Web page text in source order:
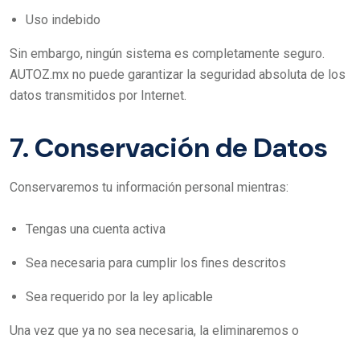
Uso indebido
Sin embargo, ningún sistema es completamente seguro.
AUTOZ.mx no puede garantizar la seguridad absoluta de los
datos transmitidos por Internet.
7. Conservación de Datos
Conservaremos tu información personal mientras:
Tengas una cuenta activa
Sea necesaria para cumplir los fines descritos
Sea requerido por la ley aplicable
Una vez que ya no sea necesaria, la eliminaremos o